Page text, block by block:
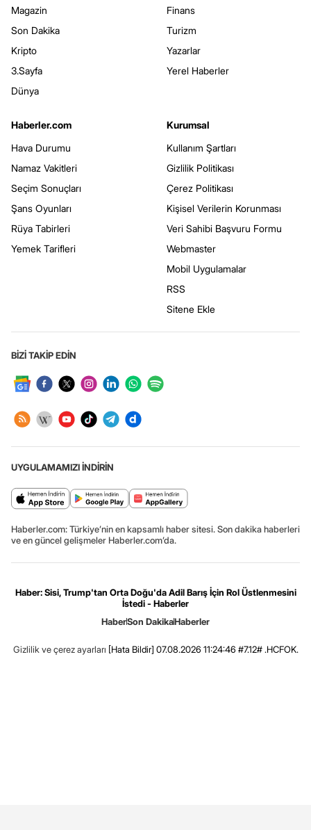
Magazin
Son Dakika
Kripto
3.Sayfa
Dünya
Finans
Turizm
Yazarlar
Yerel Haberler
Haberler.com
Hava Durumu
Namaz Vakitleri
Seçim Sonuçları
Şans Oyunları
Rüya Tabirleri
Yemek Tarifleri
Kurumsal
Kullanım Şartları
Gizlilik Politikası
Çerez Politikası
Kişisel Verilerin Korunması
Veri Sahibi Başvuru Formu
Webmaster
Mobil Uygulamalar
RSS
Sitene Ekle
BİZİ TAKİP EDİN
UYGULAMAMIZI İNDİRİN
Haberler.com: Türkiye’nin en kapsamlı haber sitesi. Son dakika haberleri
ve en güncel gelişmeler Haberler.com’da.
Haber: Sisi, Trump'tan Orta Doğu'da Adil Barış İçin Rol Üstlenmesini
İstedi - Haberler
HaberSon DakikaHaberler
Gizlilik ve çerez ayarları [Hata Bildir] 07.08.2026 11:24:46 #7.12# .HCFOK.